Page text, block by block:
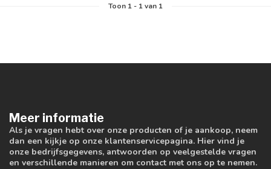
Toon 1- 1van 1
Meer informatie
Als je vragen hebt over onze producten of je aankoop, neem
dan een kijkje op onze klantenservicepagina. Hier vind je
onze bedrijfsgegevens, antwoorden op veelgestelde vragen
en verschillende manieren om contact met ons op te nemen.